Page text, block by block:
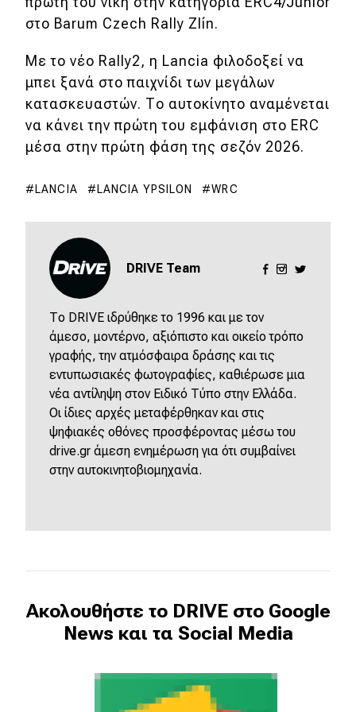
eDRIVE
στο Barum Czech Rally Zlín.
Με το νέο Rally2, η Lancia φιλοδοξεί να
μπει ξανά στο παιχνίδι των μεγάλων
κατασκευαστών. Το αυτοκίνητο αναμένεται
να κάνει την πρώτη του εμφάνιση στο ERC
μέσα στην πρώτη φάση της σεζόν 2026.
LANCIA LANCIA YPSILON WRC
DRIVE Team
Το DRIVE ιδρύθηκε το 1996 και με τον
άμεσο, μοντέρνο, αξιόπιστο και οικείο τρόπο
γραφής, την ατμόσφαιρα δράσης και τις
εντυπωσιακές φωτογραφίες, καθιέρωσε μια
νέα αντίληψη στον Ειδικό Τύπο στην Ελλάδα.
Οι ίδιες αρχές μεταφέρθηκαν και στις
ψηφιακές οθόνες προσφέροντας μέσω του
drive.gr άμεση ενημέρωση για ότι συμβαίνει
στην αυτοκινητοβιομηχανία.
Ακολουθήστε το DRIVE στο Google
News και τα Social Media